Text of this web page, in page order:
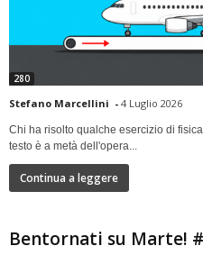
280
Stefano Marcellini - 4 Luglio 2026
Chi ha risolto qualche esercizio di
testo è a metà dell'opera...
Continua a leggere
Bentornati su Marte!